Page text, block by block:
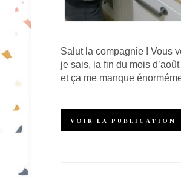
Salut la compagnie ! Vous
je sais, la fin du mois
et ça me manque
VOIR LA PUBLICATION